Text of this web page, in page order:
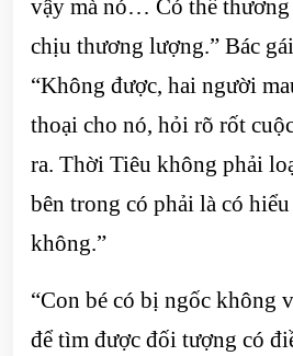
vậy mà nó… Có thể
chịu thương lượng.” Bác
“Không được, hai người
thoại cho nó, hỏi rõ rốt
ra. Thời Tiêu không phải
bên trong có phải là có
không.”
“Con bé có bị ngốc không
để tìm được đối tượng có